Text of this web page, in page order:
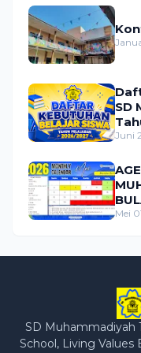
SD
Juni
Mei
SD Muhammadiyah
School, Living Values